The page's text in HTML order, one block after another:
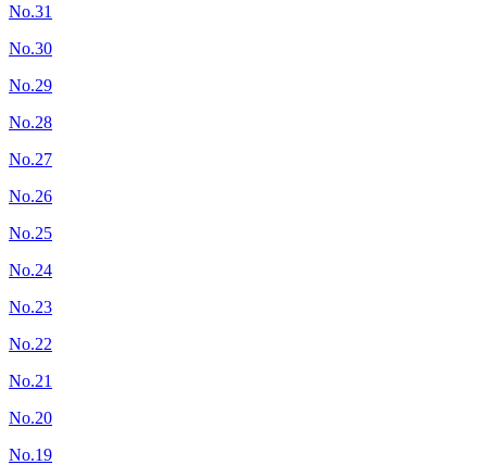
No.31
No.30
No.29
No.28
No.27
No.26
No.25
No.24
No.23
No.22
No.21
No.20
No.19